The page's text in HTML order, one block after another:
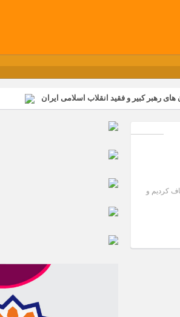
رهبر کبیر و فقید انقلاب اسلامی ایران
گل کوچک جهان شرکت کرد
کردیم و